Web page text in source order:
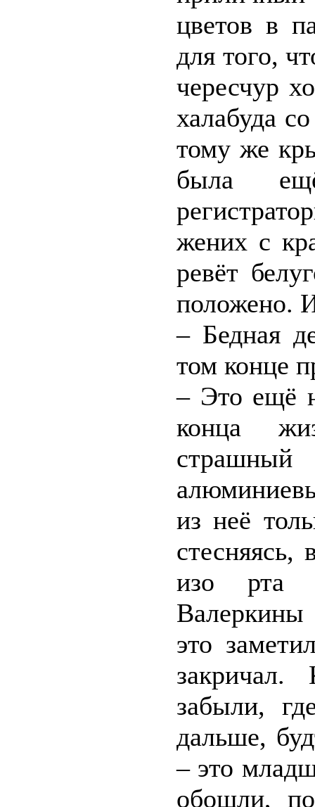
цветов в
для того,
чересчур
халабуда
тому же
была
жених с
ревёт
положено.
– Бедная
том конце
– Это ещё
конца
из неё
стесняясь,
изо рта
Валеркины
это
забыли,
дальше,
– это
обошли,